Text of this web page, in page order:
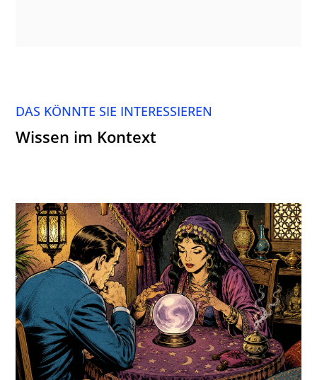
DAS KÖNNTE SIE INTERESSIEREN
Wissen im Kontext